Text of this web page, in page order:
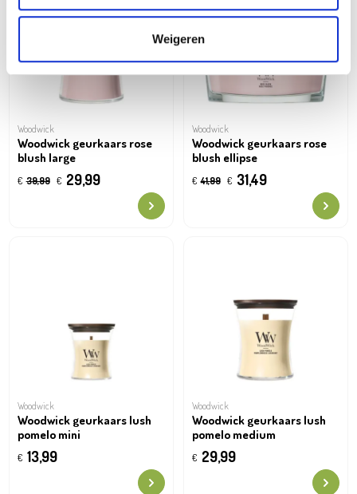
Weigeren
Woodwick
Woodwick geurkaars rose
blush large
€ 39,99 € 29,99
Woodwick
Woodwick geurkaars rose
blush ellipse
€ 41,99 € 31,49
Woodwick
Woodwick geurkaars lush
pomelo mini
€ 13,99
Woodwick
Woodwick geurkaars lush
pomelo medium
€ 29,99